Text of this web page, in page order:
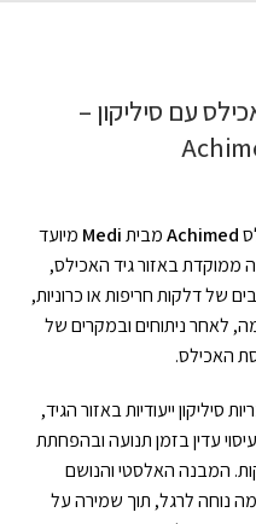
עם סיליקון –
AchimedמביתMedi מיועד
ממוקדת באזור גיד האכילס,
של דלקות חריפות או כרוניות,
לאחר ניתוחים ובמקרים של
האכילס.
סיליקון ייעודיות באזור הגיד,
עדין בזמן תנועה ובהפחתת
המבנה האלסטי והנושם
נוחה לרגל, תוך שמירה על